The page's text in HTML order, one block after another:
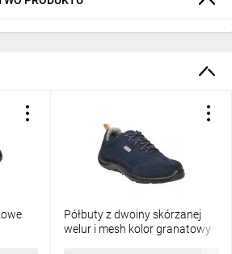
Półbuty z dwoiny skórzanej
welur i mesh kolor granatowy